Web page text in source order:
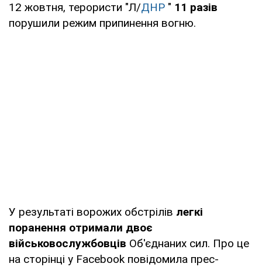
12 жовтня, терористи "Л/ДНР " 11 разів
порушили режим припинення вогню.
У результаті ворожих обстрілів легкі
поранення отримали двоє
військовослужбовців Об'єднаних сил. Про це
на сторінці у Facebook повідомила прес-